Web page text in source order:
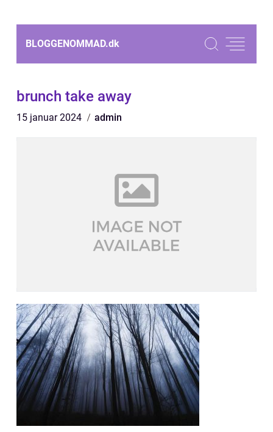
BLOGGENOMMAD.dk
brunch take away
15 januar 2024 admin